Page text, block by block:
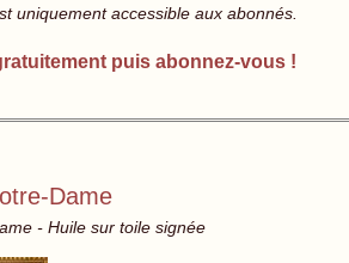
uniquement accessible aux abonnés.
puis abonnez-vous !
Dame
- Huile sur toile signée